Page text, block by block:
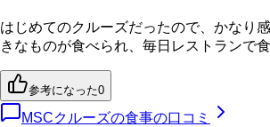
はじめてのクルーズだったので、かなり
きなものが食べられ、毎日レストランで
参考になった0
MSCクルーズの食事の口コミ